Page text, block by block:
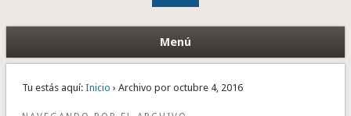
Menú
Tu estás aquí: Inicio › Archivo por octubre 4, 2016